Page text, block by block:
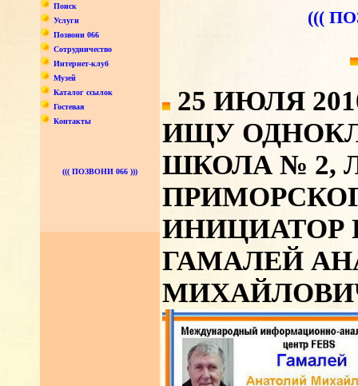
Поиск
Услуги
Позвони 066
Сотрудничество
Интернет-клуб
Музей
Каталог ссылок
Гостевая
Контакты
((( ПОЗВОНИ 066 )))
(((
25 ИЮЛЯ
ИЩУ
ШКОЛА № 2,
ИНИЦИАТОР
ГАМАЛЕЙ